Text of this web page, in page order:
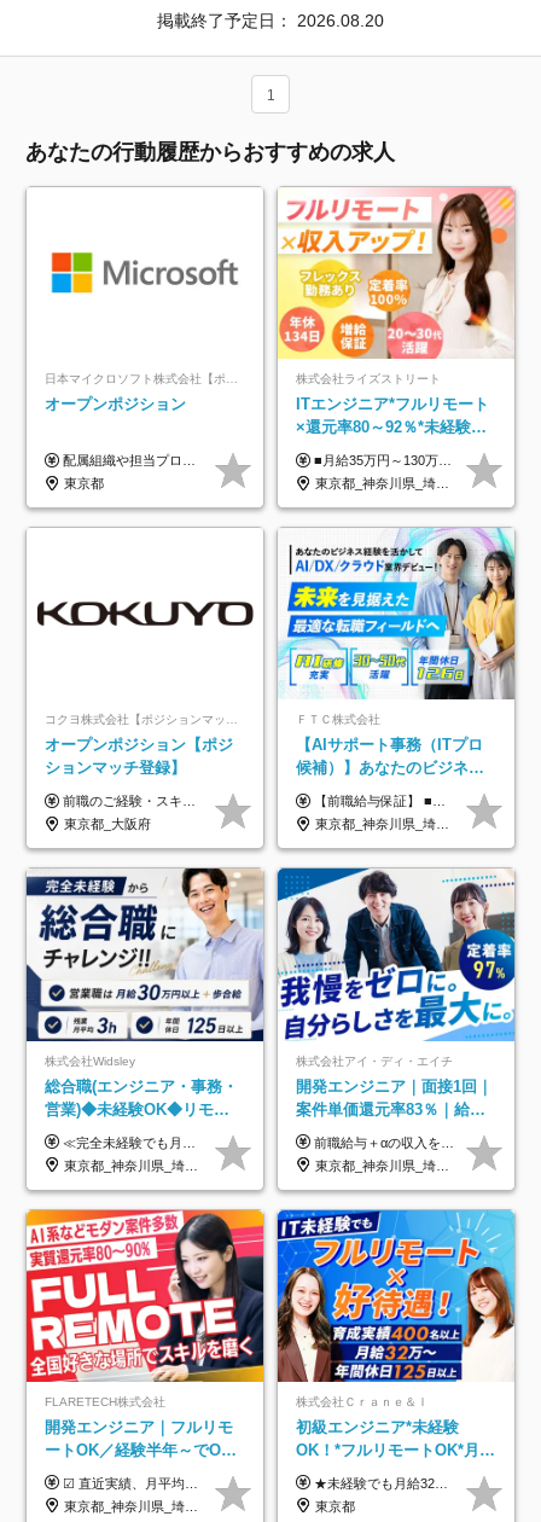
掲載終了予定日： 2026.08.20
1
あなたの行動履歴からおすすめの求人
日本マイクロソフト株式会社【ポジションマッチ登録】
オープンポジション
配属組織や担当プロジェクトにより異なります。 ▼参考情報 ----------------------- 年俸650万～（1/12を月々支給） ※経験、能力を考慮の上、当社規定により優遇いたします。 ※時間外、休日出勤、深夜手当に対する賃金も基本年俸に含みます。
東京都
株式会社ライズストリート
ITエンジニア*フルリモート
×還元率80～92％*未経験歓
迎*年休134日*月給35万～*
定着率100%
■月給35万円～130万円＋賞与年2回＋各種手当 ※システムエンジニアの経験をお持ちの方は月給41万円以上＋賞与年2回（108万円～）＋手当 ■単価（年収）アップのチャンスは最大年12回 ※残業代は1分単位で100％全額支給。サービス残業などは一切ありません ※試用期間6ヵ月（試用期間中の待遇・給与に差はありません）
東京都_神奈川県_埼玉県_千葉県_大阪府_愛知県_北海道_青森県_岩手県_宮城県_秋田県_山形県_福島県_茨城県_栃木県_群馬県_新潟県_山梨県_長野県_富山県_石川県_福井県_静岡県_岐阜県_三重県_兵庫県_京都府_滋賀県_奈良県_和歌山県_広島県_岡山県_鳥取県_島根県_山口県_徳島県_香川県_愛媛県_高知県_福岡県_熊本県_佐賀県_長崎県_大分県_宮崎県_鹿児島県_沖縄県
コクヨ株式会社【ポジションマッチ登録】
オープンポジション【ポジ
ションマッチ登録】
前職のご経験・スキル等を考慮して決定します。
東京都_大阪府
ＦＴＣ株式会社
【AIサポート事務（ITプロ
候補）】あなたのビジネス
経験をAI業界で活かす◆IT
未経験OK◆目指せるコンサ
ル
【前職給与保証】 ■未経験者： 月給30万円～35万円 ■ローキャリア（経験目安1年程度）： 月給35万円～40万円 ■経験者（経験目安3年以上）： 月給40万円～60万円 ■即戦力（経験目安5年以上）： 月給45万円～80万円 ※上記金額には固定残業代30時間分 【未経験者5万5000円～7万3000円、 ローキャリア6万4000円～7万3000円、 経験者5万8000円～10万9000円、 即戦力8万2000円～14万5000円】を含みます。 ※30時間を超える場合は追加で全額支給します。 ※経験・能力・前職給与などを総合的に評価したうえでご納得いただけるよう個別決定。 未経験者の場合、前職給与とポテンシャルを査定のうえ決定いたします。 ※日本国内でのIT業界経験、または同等の実務経験と能力に応じて決定します。 ※前職給与は日本円かつ、日本国内での実績に基づき評価します。 【納得の評価システム】 ★クォーター毎に査定する評価制度導入！ 明確な評価基準で翌年度年収を上げましょう！ ★評価対象期間に在籍中のほとんどの社員が昇給し 年収アップを実現しています！ ★様々なインセンティブ制度を用意し多角的に正当評価しています！ ※試用期間6カ月（期間中の待遇等に差異なし）
東京都_神奈川県_埼玉県_千葉県
株式会社Widsley
総合職(エンジニア・事務・
営業)◆未経験OK◆リモー
トあり◆残業月3h◆服装髪
型自由
≪完全未経験でも月給40万円以上も可能です！≫ -------------- 【1】ITエンジニア 月給26万円～50万円＋プロジェクト手当＋資格手当 【2】IT事務、営業事務 月給26万円～50万円＋プロジェクト手当＋資格手当 ≪【1】【2】共通≫ ★上記給与には固定残業代20時間分(月3万719円～)を含みます。残業が超過した場合は、追加支給します(残業は月平均3時間とほぼ発生しません。残業がなくても、固定残業代は支給されます) ★試用期間6ヵ月あり（期間中は月給23万1000円～。固定残業代20時間分3万719円～を含む／超過分は別途支給） -------------- 【3】SES営業、SaaS営業 月給30万円以上＋インセンティブ＋各種手当 ★上記給与には固定残業代45時間分(月7万6967円～)を含みます。残業が超過した場合は、追加支給します(残業は月平均3時間とほぼ発生しません。残業がなくても、固定残業代は支給されます) ★試用期間6ヵ月あり(期間中も給与や福利厚生は同じです)
東京都_神奈川県_埼玉県_千葉県_大阪府_愛知県_北海道_青森県_岩手県_宮城県_秋田県_山形県_福島県_茨城県_栃木県_群馬県_新潟県_山梨県_長野県_富山県_石川県_福井県_静岡県_岐阜県_三重県_兵庫県_京都府_滋賀県_奈良県_和歌山県_広島県_岡山県_鳥取県_島根県_山口県_徳島県_香川県_愛媛県_高知県_福岡県_熊本県_佐賀県_長崎県_大分県_宮崎県_鹿児島県_沖縄県
株式会社アイ・ディ・エイチ
開発エンジニア｜面接1回｜
案件単価還元率83％｜給与
UP保証｜年休140日｜在宅
利用率9割｜独立支援・副業
制度
前職給与＋αの収入を保証 月給42万円～120万円＋各種手当＋賞与 給与基準が明確かつ高還元です。 一人ひとりが安定した環境のもと、長く活躍できる職場を目指しています。 ※平均年収650万円 ・還元率83％ ・各種手当について 職能手当／職務手当／資格手当／営業手当 など ※前職での経験・能力、給与などを考慮の上、当社規定により優遇いたします ※試用期間あり（3ヶ月／期間中の条件に変動はありません） ※上記金額には固定残業代（78,948円～225,564円/月30時間分）を含みます 超過分は別途全額支給いたします ・年収UPを保証 過去には転職時に〈年収200万円UP〉したエンジニアも在籍しています。入社時だけでなく、入社後も安心の給与水準で働ける環境です。キャリアや技術力が正当に評価されていないと感じていたら、一度面接でお話ししましょう！ 当社では管理職の人数は最低限にし、無駄な管理をしません。その費用削減分を社員の給与に還元しています！
東京都_神奈川県_埼玉県_千葉県_大阪府_愛知県_北海道_青森県_岩手県_宮城県_秋田県_山形県_福島県_茨城県_栃木県_群馬県_新潟県_山梨県_長野県_富山県_石川県_福井県_静岡県_岐阜県_三重県_兵庫県_京都府_滋賀県_奈良県_和歌山県_広島県_岡山県_鳥取県_島根県_山口県_徳島県_香川県_愛媛県_高知県_福岡県_熊本県_佐賀県_長崎県_大分県_宮崎県_鹿児島県_沖縄県
FLARETECH株式会社
開発エンジニア｜フルリモ
ートOK／経験半年～でOK
／実質還元率80～90%／前
給保証／AI系など最先端案
☑︎ 直近実績、月平均17,000円の昇給 ☑︎ 前職給与100%保証 ☑︎ 実質還元率80～90% ☑︎ 待機時も給与は満額支給 月給35万円～70万円＋交通費など各種手当 ※想定年収：4,200,000円～10,560,000円 ※経験・能力等を考慮の上で決定します。 ※上記金額には、みなし残業手当（50時間分・104,000円～212,000円）を含みます。超過分は別途追加支給します。 ┗残業時間は月平均10時間、多い時でも20時間程度と安定しております ★単価連動型の給与体系ではないため、万が一待機になってもその間の給与は満額支給しています。 ＜1年間の昇給事例をご紹介！＞ ・20代/フロントエンドエンジニア：月給274,000円→月給362,000円（＋88,000円/月） ・20代/iOSエンジニア：月給237,000円→月給287,000円（＋50,000円/月） ・20代/Androidエンジニア：月給316,000円→月給374,000円（＋58,000円/月） ・30代/Javaエンジニア（上流）：月給340,000円→月給418,000円（＋78,000円/月） ・30代/PMO：月給340,000円→月給418,000円（＋78,000円/月）
東京都_神奈川県_埼玉県_千葉県_大阪府_愛知県_北海道_青森県_岩手県_宮城県_秋田県_山形県_福島県_茨城県_栃木県_群馬県_新潟県_山梨県_長野県_富山県_石川県_福井県_静岡県_岐阜県_三重県_兵庫県_京都府_滋賀県_奈良県_和歌山県_広島県_岡山県_鳥取県_島根県_山口県_徳島県_香川県_愛媛県_高知県_福岡県_熊本県_佐賀県_長崎県_大分県_宮崎県_鹿児島県_沖縄県
株式会社Ｃｒａｎｅ＆Ｉ
初級エンジニア*未経験
OK！*フルリモートOK*月給
32万～*残業月9.8h*1ヶ月の
研修*資格取得率100％
★未経験でも月給32万円スタート★ 月収32万円～35万円＋各種手当（資格手当だけで毎月15万の上乗せ実績あり！） ★資格手当豊富！1資格につき最大3万円支給 ★功績手当の導入で、毎月のお給与に上乗せで最大10万円支給している社員も！ ★1回の昇級で年収数十万UPも可 ★ゆくゆくは年収1000万以上も目指せる 年俸384万円～1,162万8,000円（12分割） ※経験・スキルを考慮の上決定します ※上記金額には固定残業代（月30h分・60,800円～66,500円）を含みます ※超過分は別途全額支給します ※試用期間2ヶ月間あり（その他待遇に差異はありません）
東京都